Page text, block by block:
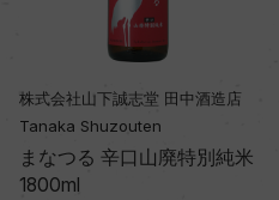
株式会社山下誠志堂 田中酒造店
Tanaka Shuzouten
まなつる 辛口山廃特別純米
1800ml